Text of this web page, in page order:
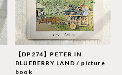
【DP274】PETER IN
BLUEBERRY LAND / picture
book